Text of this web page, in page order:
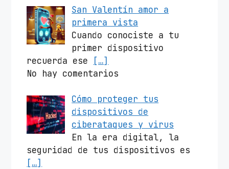
San Valentín amor a
primera vista
Cuando conociste a tu
primer dispositivo
recuerda ese
[…]
No hay comentarios
Cómo proteger tus
dispositivos de
ciberataques y virus
En la era digital, la
seguridad de tus dispositivos es
[…]